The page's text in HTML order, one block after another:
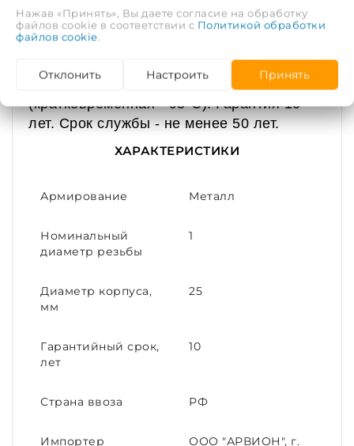
диаметра). Закладные детали - латунь.
Муфты Американка с наружной резьбой
используются при максимальной
температуре перекачиваемой воды - 80ºС
(кратковременная - 95ºС). Гарантия 10
лет. Срок службы - не менее 50 лет.
ХАРАКТЕРИСТИКИ
Армирование Металл
Номинальный
диаметр резьбы
1
Диаметр корпуса,
мм
25
Гарантийный срок,
лет
10
Страна ввоза РФ
Импортер
ООО "АРВИОН", г.
Нажав «Принять», Вы даете согласие на обработку
файлов cookie в соответствии с Политикой обработки
файлов cookie
Отклонить Настроить Принять